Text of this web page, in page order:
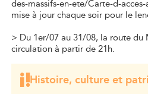
des-massifs-en-ete/Carte-d-
mise à jour chaque soir pour le
> Du 1er/07 au 31/08, la route du
circulation à partir de 21h.
Histoire, culture et